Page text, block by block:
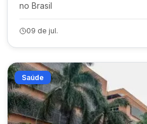
no Brasil
09 de jul.
Saúde